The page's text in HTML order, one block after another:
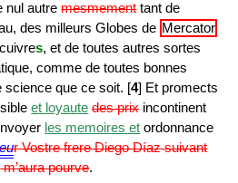
nul autremesmementtant de
des milleurs Globes de Mercator
s, et de toutes autres sortes
comme de toutes bonnes
science que ce soit. [4] Et promects
et loyaute des prixincontinent
les memoires et ordonnance
r Vostre frere Diego Díaz suivant
m’aura pourve.